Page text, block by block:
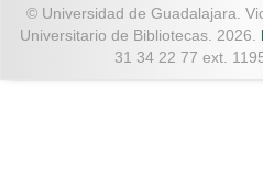
© Universidad de Guadalajara.
Universitario de Bibliotecas. 2026.
31 34 22 77 ext.